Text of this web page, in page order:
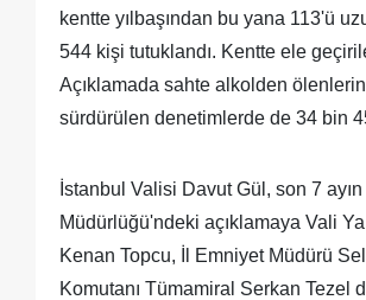
kentte yılbaşından bu yana 113'ü
544 kişi tutuklandı. Kentte ele
Açıklamada sahte alkolden
sürdürülen denetimlerde de 34 bin
İstanbul Valisi Davut Gül, son 7
Müdürlüğü'ndeki açıklamaya Vali
Kenan Topcu, İl Emniyet Müdürü
Komutanı Tümamiral Serkan Tezel